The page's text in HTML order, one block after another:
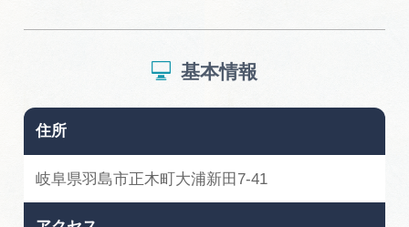
基本情報
住所
岐阜県羽島市正木町大浦新田7-41